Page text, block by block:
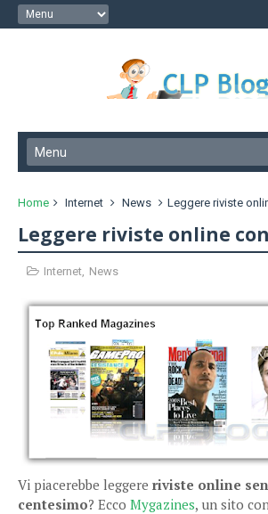
Home Internet News Leggere riviste
Leggere riviste online
Internet, News
Vi piacerebbe leggere riviste online
centesimo? Ecco Mygazines, un sito